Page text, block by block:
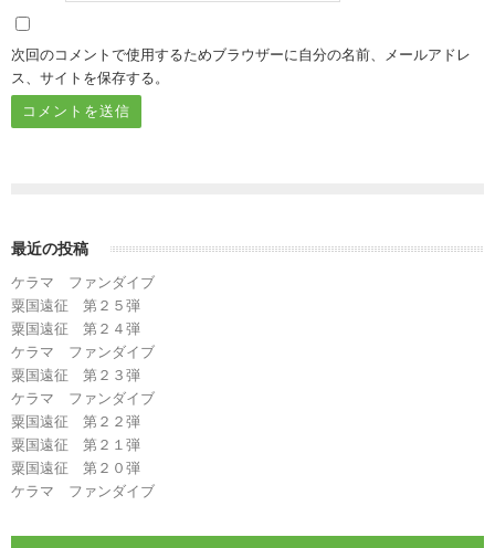
次回のコメントで使用するためブラウザーに自分の名前、メールアドレ
ス、サイトを保存する。
最近の投稿
ケラマ ファンダイブ
粟国遠征 第２５弾
粟国遠征 第２４弾
ケラマ ファンダイブ
粟国遠征 第２３弾
ケラマ ファンダイブ
粟国遠征 第２２弾
粟国遠征 第２１弾
粟国遠征 第２０弾
ケラマ ファンダイブ